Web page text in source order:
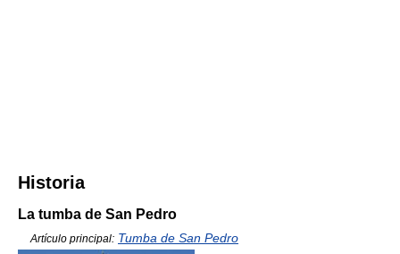
Historia
La tumba de San Pedro
Artículo principal: Tumba de San Pedro